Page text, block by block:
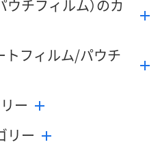
ウチフィルム）のカ
トフィルム/パウチ
ー
リー